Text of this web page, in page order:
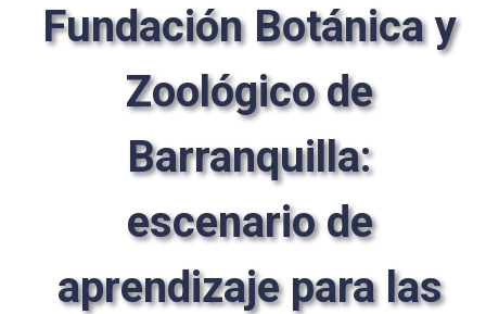
Fundación Botánica y
Zoológico de
Barranquilla:
escenario de
aprendizaje para las